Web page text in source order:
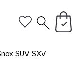
SUV SXV